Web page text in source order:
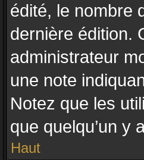
édité, le nombre
dernière édition.
administrateur
une note
Notez que les
que quelqu’un y
Haut